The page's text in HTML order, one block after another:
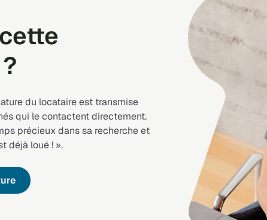
du locataire est transmise
qui le contactent directement.
précieux dans sa recherche et
déjà loué ! ».